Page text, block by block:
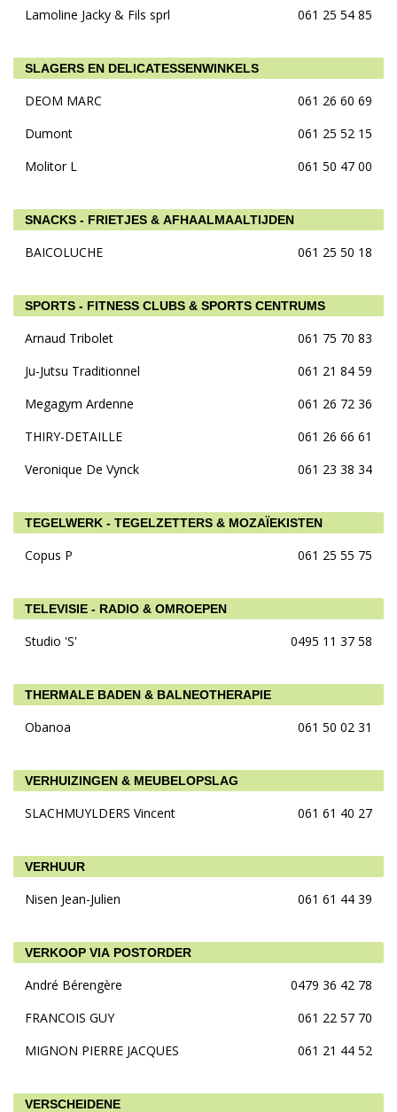
Lamoline Jacky & Fils sprl 061 25 54 85
SLAGERS EN DELICATESSENWINKELS
DEOM MARC
061 26 60 69
Dumont
061 25 52 15
Molitor L
061 50 47 00
SNACKS - FRIETJES & AFHAALMAALTIJDEN
BAICOLUCHE 061 25 50 18
SPORTS - FITNESS CLUBS & SPORTS CENTRUMS
Arnaud Tribolet
061 75 70 83
Ju-Jutsu Traditionnel
061 21 84 59
Megagym Ardenne
061 26 72 36
THIRY-DETAILLE
061 26 66 61
Veronique De Vynck
061 23 38 34
TEGELWERK - TEGELZETTERS & MOZAÏEKISTEN
Copus P 061 25 55 75
TELEVISIE - RADIO & OMROEPEN
Studio 'S' 0495 11 37 58
THERMALE BADEN & BALNEOTHERAPIE
Obanoa 061 50 02 31
VERHUIZINGEN & MEUBELOPSLAG
SLACHMUYLDERS Vincent 061 61 40 27
VERHUUR
Nisen Jean-Julien 061 61 44 39
VERKOOP VIA POSTORDER
André Bérengère
0479 36 42 78
FRANCOIS GUY
061 22 57 70
MIGNON PIERRE JACQUES
061 21 44 52
VERSCHEIDENE